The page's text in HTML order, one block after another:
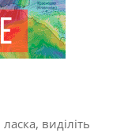
виділіть